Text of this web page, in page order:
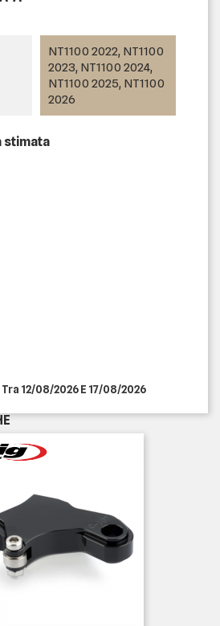
NT1100 2022, NT1100
2023, NT1100 2024,
NT1100 2025, NT1100
2026
stimata
12/08/2026 E 17/08/2026